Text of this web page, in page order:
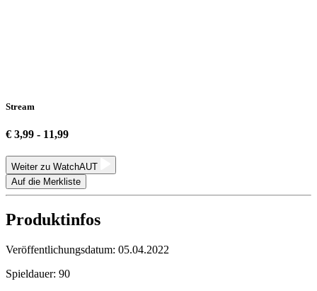
Stream
€ 3,99 - 11,99
Weiter zu WatchAUT
Auf die Merkliste
Produktinfos
Veröffentlichungsdatum: 05.04.2022
Spieldauer: 90